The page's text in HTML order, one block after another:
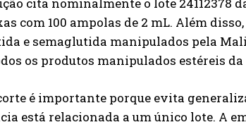
com 100 ampolas de 2 mL. Além
e semaglutida manipulados pela Mali
os produtos manipulados estéreis
é importante porque evita
está relacionada a um único lote. A